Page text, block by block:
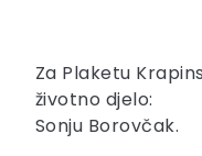
Za Plaketu
životno djelo:
Sonju Borovčak.